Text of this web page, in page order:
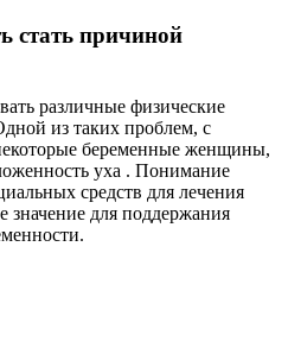
стать причиной
различные физические
из таких проблем, с
беременные женщины,
уха . Понимание
средств для лечения
значение для поддержания